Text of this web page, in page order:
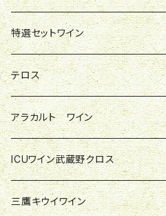
特選セットワイン
やまさけ店主特別セレクト
ジョバンナのお気に入り
輸入元アルトリヴェッロ直送セット
テロス
アラカルト ワイン
レ・マッキオーレ
フォッソ・コルノ
ICUワイン武蔵野クロス
三鷹キウイワイン